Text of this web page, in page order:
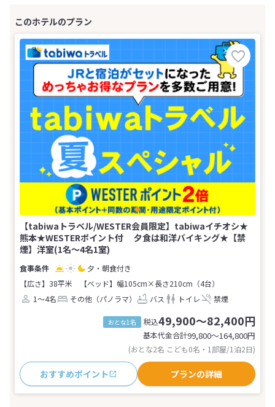
【tabiwaトラベル/WESTER会員限定】tabiwaイチオシ★
熊本★WESTERポイント付 夕食は和洋バイキング★【禁
煙】洋室(1名～4名1室)
夕・朝食付き
【広さ】38平米
【ベッド】幅105cm×長さ210cm（4台）
1～4名
その他（パノラマ） バス トイレ 禁煙
おとな1名 税込49,900～82,400円
基本代金合計99,800〜164,800円
(おとな2名 こども0名・1部屋/1泊2日)
おすすめポイント プランの詳細